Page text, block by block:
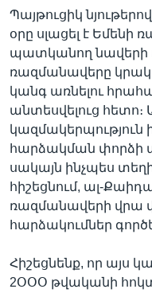
Պայթուցիկ
օրը սլացել է Եմենի
պատկանող նավերի
ռազմանավերը կրակ
կանգ առնելու
անտեսվելուց հետո։
կազմակերպություն
հարձակման փորձի
սակայն ինչպես
հիշեցնում, ալ-
ռազմանավերի վրա
հարձակումներ
Հիշեցնենք, որ այս
2ՕՕՕ թվականի